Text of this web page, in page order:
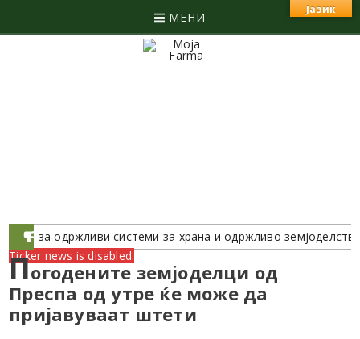
МЕНИ
за одржливи системи за храна и одржливо земјоделство
Ticker news is disabled.
Погодените земјоделци од
Преспа од утре ќе може да
пријавуваат штети
Јазик